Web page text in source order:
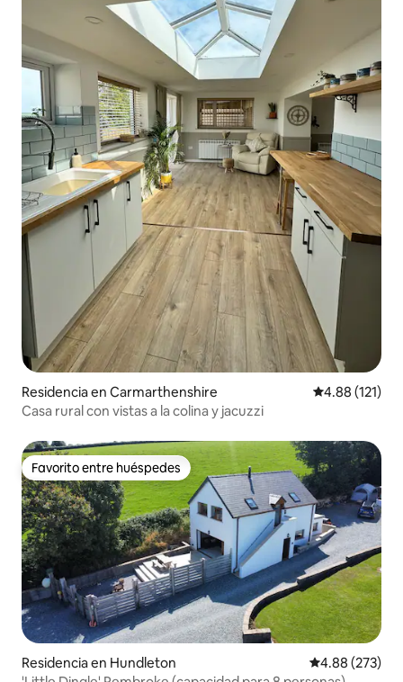
Residencia en Carmarthenshire Calificación
4.88 (121)
Casa rural con vistas a la colina y jacuzzi
Favorito entre huéspedes
Favorito entre huéspedes
Residencia en Hundleton Calificación
4.88 (273)